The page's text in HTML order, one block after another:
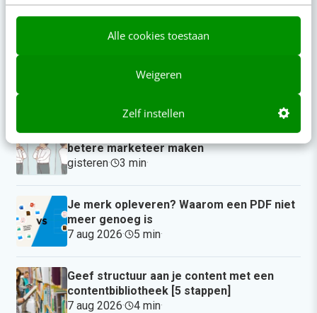
Alle cookies toestaan
Weigeren
Zelf instellen
Actueel
Reflecteer met AI: 5 vragen die je een
betere marketeer maken
gisteren· 3 min·
Je merk opleveren? Waarom een PDF niet
meer genoeg is
7 aug 2026· 5 min·
Geef structuur aan je content met een
contentbibliotheek [5 stappen]
7 aug 2026· 4 min·